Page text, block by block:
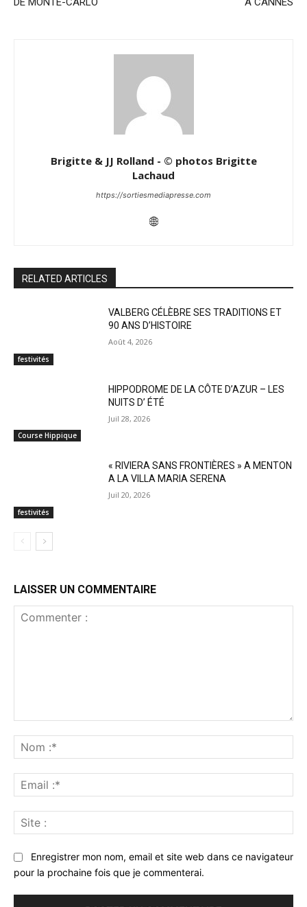
Brigitte & JJ Rolland - © photos Brigitte
Lachaud
https://sortiesmediapresse.com
RELATED ARTICLES
festivités
VALBERG CÉLÈBRE SES TRADITIONS ET
90 ANS D’HISTOIRE
Août 4, 2026
Course Hippique
HIPPODROME DE LA CÔTE D’AZUR – LES
NUITS D’ ÉTÉ
Juil 28, 2026
festivités
« RIVIERA SANS FRONTIÈRES » A MENTON
A LA VILLA MARIA SERENA
Juil 20, 2026
LAISSER UN COMMENTAIRE
:*
:*
:
Enregistrer mon nom, email et site web dans ce navigateur
pour la prochaine fois que je commenterai.